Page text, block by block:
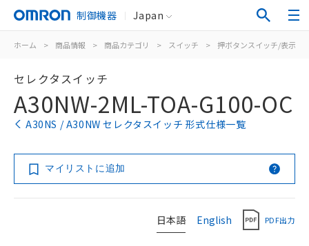
制御機器 Japan
ホーム > 商品情報 > 商品カテゴリ > スイッチ > 押ボタンスイッチ/表示灯
セレクタスイッチ
A30NW-2ML-TOA-G100-OC
A30NS / A30NW セレクタスイッチ 形式仕様一覧
マイリストに追加
日本語 English PDF出力